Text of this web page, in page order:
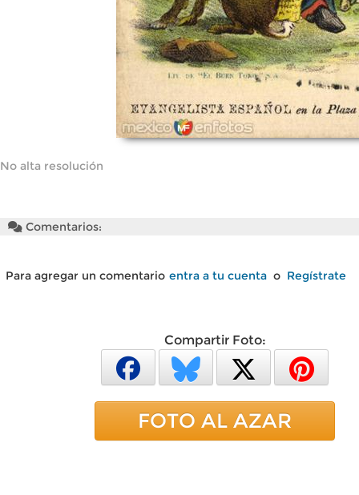
No alta resolución
Comentarios:
Para agregar un comentario entra a tu cuenta o Regístrate
Compartir Foto:
FOTO AL AZAR